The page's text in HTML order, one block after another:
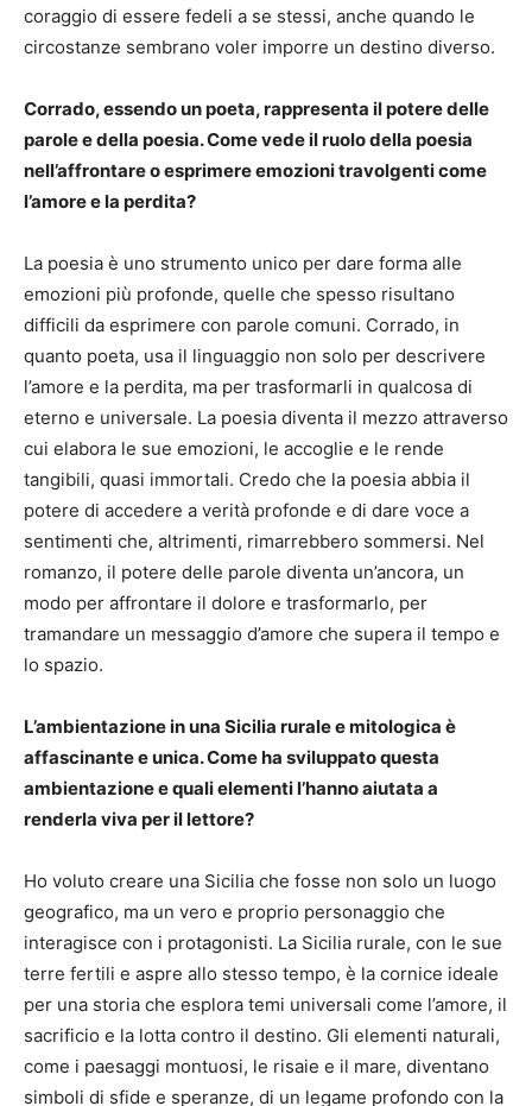
coraggio di essere fedeli a se stessi, anche quando le
circostanze sembrano voler imporre un destino diverso.
Corrado, essendo un poeta, rappresenta il potere delle
parole e della poesia. Come vede il ruolo della poesia
nell’affrontare o esprimere emozioni travolgenti come
l’amore e la perdita?
La poesia è uno strumento unico per dare forma alle
emozioni più profonde, quelle che spesso risultano
difficili da esprimere con parole comuni. Corrado, in
quanto poeta, usa il linguaggio non solo per descrivere
l’amore e la perdita, ma per trasformarli in qualcosa di
eterno e universale. La poesia diventa il mezzo attraverso
cui elabora le sue emozioni, le accoglie e le rende
tangibili, quasi immortali. Credo che la poesia abbia il
potere di accedere a verità profonde e di dare voce a
sentimenti che, altrimenti, rimarrebbero sommersi. Nel
romanzo, il potere delle parole diventa un’ancora, un
modo per affrontare il dolore e trasformarlo, per
tramandare un messaggio d’amore che supera il tempo e
lo spazio.
L’ambientazione in una Sicilia rurale e mitologica è
affascinante e unica. Come ha sviluppato questa
ambientazione e quali elementi l’hanno aiutata a
renderla viva per il lettore?
Ho voluto creare una Sicilia che fosse non solo un luogo
geografico, ma un vero e proprio personaggio che
interagisce con i protagonisti. La Sicilia rurale, con le sue
terre fertili e aspre allo stesso tempo, è la cornice ideale
per una storia che esplora temi universali come l’amore, il
sacrificio e la lotta contro il destino. Gli elementi naturali,
come i paesaggi montuosi, le risaie e il mare, diventano
simboli di sfide e speranze, di un legame profondo con la